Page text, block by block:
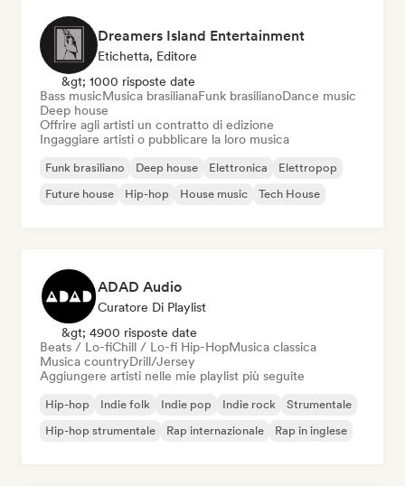
Dreamers Island Entertainment
Etichetta, Editore
&gt; 1000 risposte date
Bass musicMusica brasilianaFunk brasilianoDance music
Deep house
Offrire agli artisti un contratto di edizione
Ingaggiare artisti o pubblicare la loro musica
Funk brasiliano Deep house Elettronica
Elettropop
Future house
Hip-hop House music Tech House
ADAD Audio
Curatore Di Playlist
&gt; 4900 risposte date
Beats / Lo-fiChill / Lo-fi Hip-HopMusica classica
Musica countryDrill/Jersey
Aggiungere artisti nelle mie playlist più seguite
Hip-hop Indie folk Indie pop Indie rock
Strumentale
Hip-hop strumentale
Rap internazionale Rap in inglese